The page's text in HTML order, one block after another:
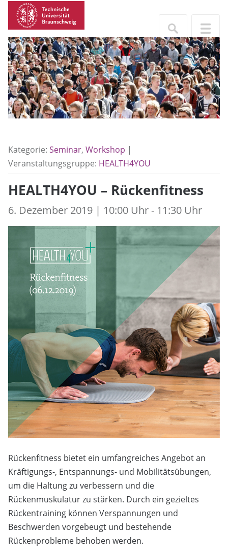
Kategorie: Seminar, Workshop |
Veranstaltungsgruppe: HEALTH4YOU
HEALTH4YOU – Rückenfitness
6. Dezember 2019 | 10:00 Uhr - 11:30 Uhr
Rückenfitness bietet ein umfangreiches Angebot an
Kräftigungs-, Entspannungs- und Mobilitätsübungen,
um die Haltung zu verbessern und die
Rückenmuskulatur zu stärken. Durch ein gezieltes
Rückentraining können Verspannungen und
Beschwerden vorgebeugt und bestehende
Rückenprobleme behoben werden.